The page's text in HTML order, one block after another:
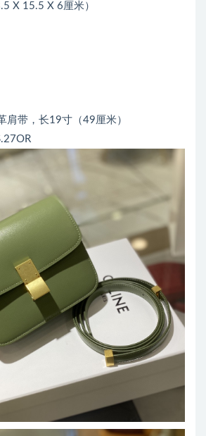
X 15.5 X 6厘米）
肩带，长19寸（49厘米）